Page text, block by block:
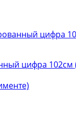
цифра 102см